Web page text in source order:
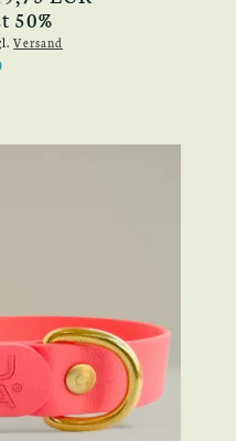
50%
Versand